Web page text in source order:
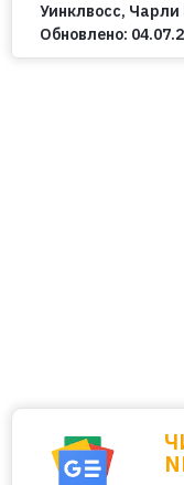
Уинклвосс,
Обновлено: